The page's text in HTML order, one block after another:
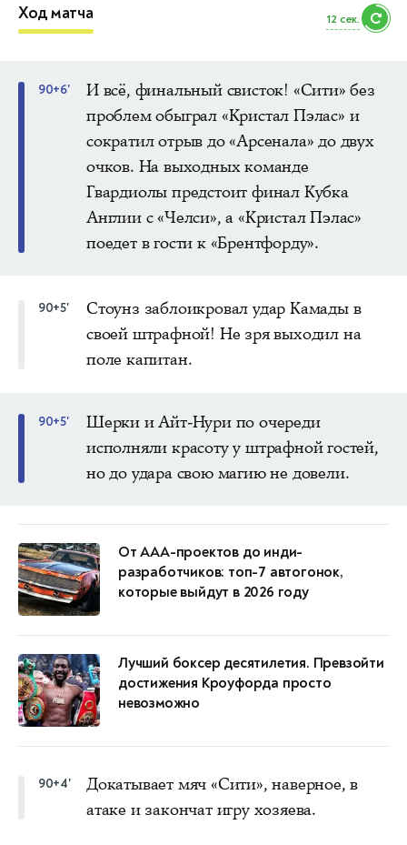
Ход матча 11 сек.
90+6'
И всё, финальный свисток! «Сити» без
проблем обыграл «Кристал Пэлас» и
сократил отрыв до «Арсенала» до двух
очков. На выходных команде
Гвардиолы предстоит финал Кубка
Англии с «Челси», а «Кристал Пэлас»
поедет в гости к «Брентфорду».
90+5'
Стоунз заблоикровал удар Камады в
своей штрафной! Не зря выходил на
поле капитан.
90+5'
Шерки и Айт-Нури по очереди
исполняли красоту у штрафной гостей,
но до удара свою магию не довели.
От AAA-проектов до инди-
разработчиков: топ-7 автогонок,
которые выйдут в 2026 году
Лучший боксер десятилетия. Превзойти
достижения Кроуфорда просто
невозможно
90+4'
Докатывает мяч «Сити», наверное, в
атаке и закончат игру хозяева.